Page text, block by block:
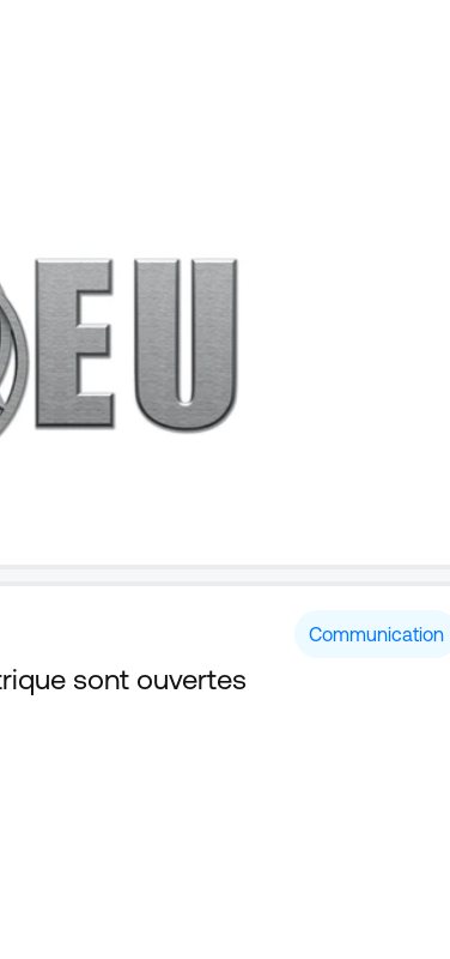
Communication
sont ouvertes